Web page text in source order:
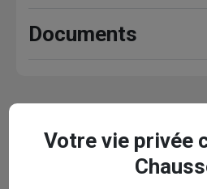
Documents
peuvent laisser un commentaire
Votre vie privée